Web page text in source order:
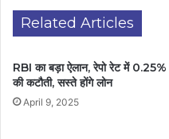
Related Articles
RBI का बड़ा ऐलान, रेपो रेट में 0.25%
की कटौती, सस्ते होंगे लोन
April 9, 2025